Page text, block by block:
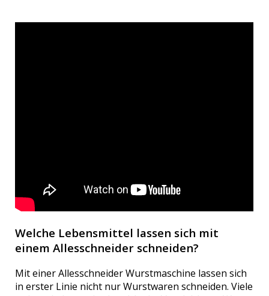
Welche Lebensmittel lassen sich mit
einem Allesschneider schneiden?
Mit einer Allesschneider Wurstmaschine lassen sich
in erster Linie nicht nur Wurstwaren schneiden. Viele